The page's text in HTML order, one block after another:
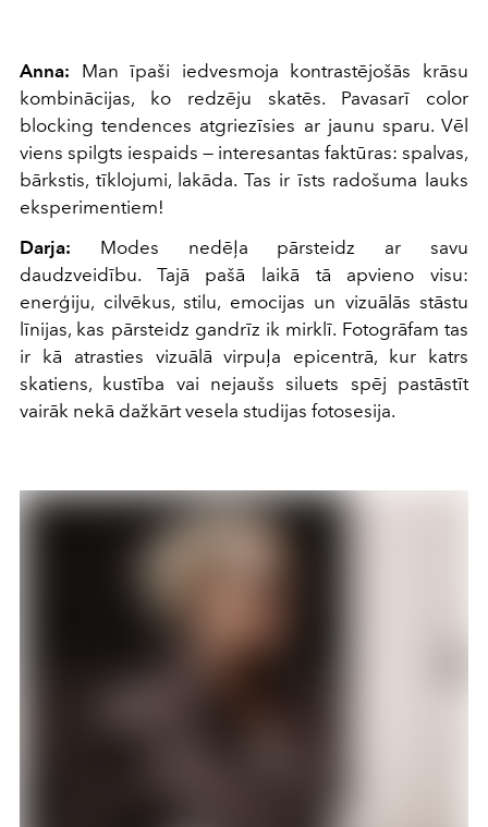
Anna: Man īpaši iedvesmoja kontrastējošās krāsu
kombinācijas, ko redzēju skatēs. Pavasarī color
blocking tendences atgriezīsies ar jaunu sparu. Vēl
viens spilgts iespaids — interesantas faktūras: spalvas,
bārkstis, tīklojumi, lakāda. Tas ir īsts radošuma lauks
eksperimentiem!
Darja: Modes nedēļa pārsteidz ar savu
daudzveidību. Tajā pašā laikā tā apvieno visu:
enerģiju, cilvēkus, stilu, emocijas un vizuālās stāstu
līnijas, kas pārsteidz gandrīz ik mirklī. Fotogrāfam tas
ir kā atrasties vizuālā virpuļa epicentrā, kur katrs
skatiens, kustība vai nejaušs siluets spēj pastāstīt
vairāk nekā dažkārt vesela studijas fotosesija.